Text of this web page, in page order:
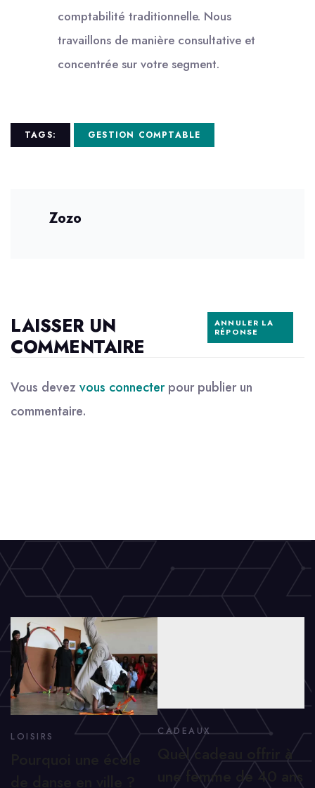
comptabilité traditionnelle. Nous
travaillons de manière consultative et
concentrée sur votre segment.
TAGS: GESTION COMPTABLE
Zozo
LAISSER UN
COMMENTAIRE
ANNULER LA
RÉPONSE
Vous devez vous connecterpour publier un
commentaire.
LOISIRS
Pourquoi une école
CADEAUX
Quel cadeau offrir à
une femme de 40 ans